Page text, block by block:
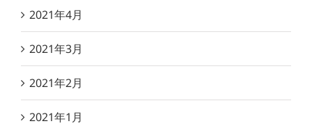
2021年4月
2021年3月
2021年2月
2021年1月